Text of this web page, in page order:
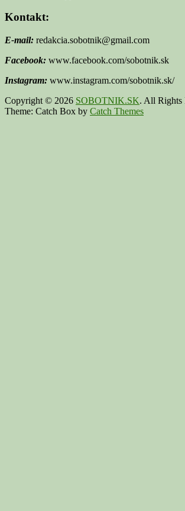
Kontakt:
E-mail: redakcia.sobotnik@gmail.com
Facebook: www.facebook.com/sobotnik.sk
Instagram: www.instagram.com/sobotnik.sk/
Copyright © 2026 SOBOTNIK.SK. All Rights
Theme: Catch Box by Catch Themes